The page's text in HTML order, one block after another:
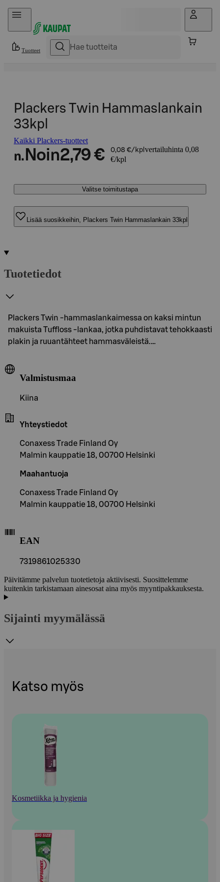
Hyppää sisältöön
Tuotteet
Plackers Twin Hammaslankain
33kpl
Kaikki Plackers-tuotteet
n. Noin2,79 € 0,08 €/kpl vertailuhinta 0,08
€/kpl
Valitse toimitustapa
Lisää suosikkeihin, Plackers Twin Hammaslankain 33kpl
Tuotetiedot
Plackers Twin -hammaslankaimessa on kaksi mintun
makuista Tuffloss -lankaa, jotka puhdistavat tehokkaasti
plakin ja ruuantähteet hammasväleistä.…
Valmistusmaa
Kiina
Yhteystiedot
Conaxess Trade Finland Oy
Malmin kauppatie 18, 00700 Helsinki
Maahantuoja
Conaxess Trade Finland Oy
Malmin kauppatie 18, 00700 Helsinki
EAN
7319861025330
Päivitämme palvelun tuotetietoja aktiivisesti. Suosittelemme
kuitenkin tarkistamaan ainesosat aina myös myyntipakkauksesta.
Sijainti myymälässä
Katso myös
Kosmetiikka ja hygienia